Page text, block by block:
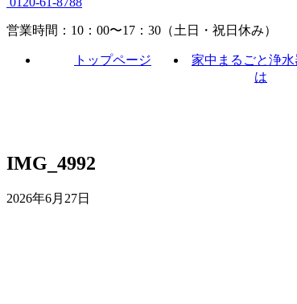
営業時間：10：00〜17：30（土日・祝日休み）
トップページ
家中まるごと浄
は
IMG_4992
2026年6月27日